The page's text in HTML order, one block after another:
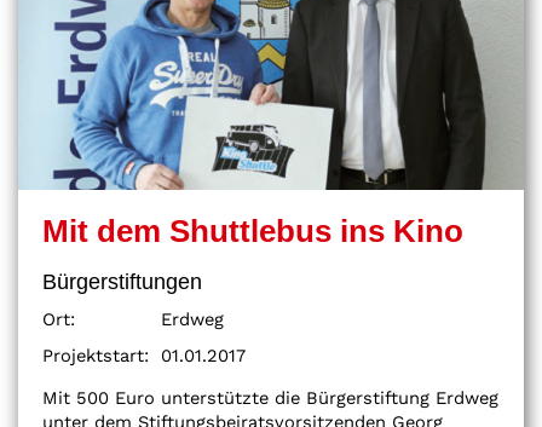
Mit dem Shuttlebus ins Kino
Bürgerstiftungen
Ort:
Erdweg
Projektstart:
01.01.2017
Mit 500 Euro unterstützte die Bürgerstiftung Erdweg